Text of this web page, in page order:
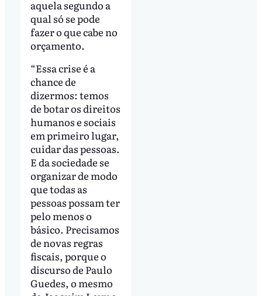
aquela segundo a
qual só se pode
fazer o que cabe no
orçamento.
“Essa crise é a
chance de
dizermos: temos
de botar os direitos
humanos e sociais
em primeiro lugar,
cuidar das pessoas.
E da sociedade se
organizar de modo
que todas as
pessoas possam ter
pelo menos o
básico. Precisamos
de novas regras
fiscais, porque o
discurso de Paulo
Guedes, o mesmo